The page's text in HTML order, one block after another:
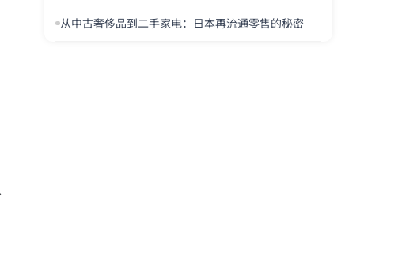
从中古奢侈品到二手家电：日本再流通零售的秘密